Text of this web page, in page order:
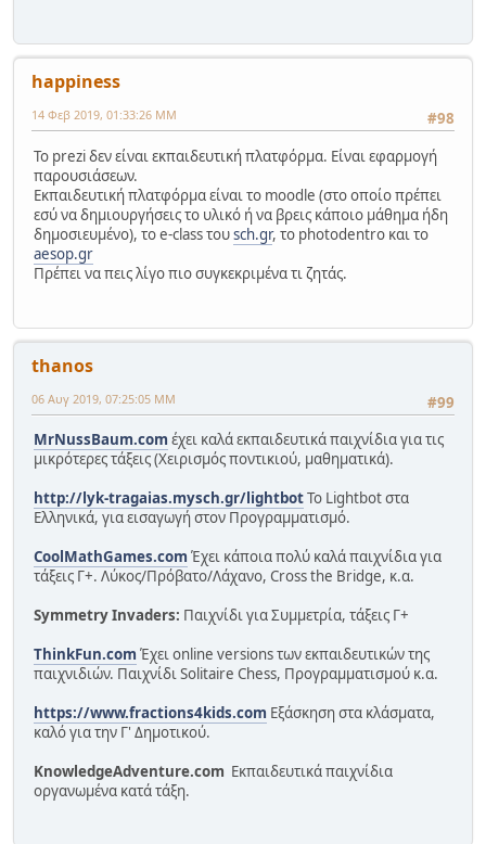
happiness
#98
14 Φεβ 2019, 01:33:26 ΜΜ
Το prezi δεν είναι εκπαιδευτική πλατφόρμα. Είναι εφαρμογή
παρουσιάσεων.
Εκπαιδευτική πλατφόρμα είναι το moodle (στο οποίο πρέπει
εσύ να δημιουργήσεις το υλικό ή να βρεις κάποιο μάθημα ήδη
δημοσιευμένο), το e-class τουsch.gr, το photodentro και το
aesop.gr
Πρέπει να πεις λίγο πιο συγκεκριμένα τι ζητάς.
thanos
#99
06 Αυγ 2019, 07:25:05 ΜΜ
MrNussBaum.com έχει καλά εκπαιδευτικά παιχνίδια για τις
μικρότερες τάξεις (Χειρισμός ποντικιού, μαθηματικά).
http://lyk-tragaias.mysch.gr/lightbotΤο Lightbot στα
Ελληνικά, για εισαγωγή στον Προγραμματισμό.
CoolMathGames.com Έχει κάποια πολύ καλά παιχνίδια για
τάξεις Γ+. Λύκος/Πρόβατο/Λάχανο, Cross the Bridge, κ.α.
Symmetry Invaders: Παιχνίδι για Συμμετρία, τάξεις Γ+
ThinkFun.com Έχει online versions των εκπαιδευτικών της
παιχνιδιών. Παιχνίδι Solitaire Chess, Προγραμματισμού κ.α.
https://www.fractions4kids.com Εξάσκηση στα κλάσματα,
καλό για την Γ' Δημοτικού.
KnowledgeAdventure.com Εκπαιδευτικά παιχνίδια
οργανωμένα κατά τάξη.